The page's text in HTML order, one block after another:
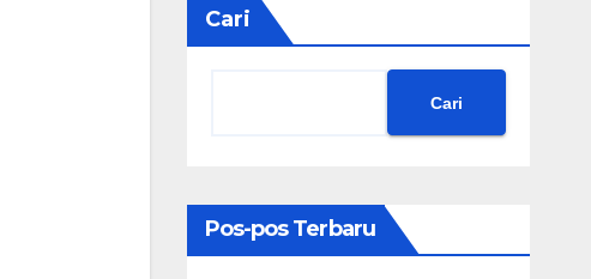
Cari
Cari
Pos-pos Terbaru